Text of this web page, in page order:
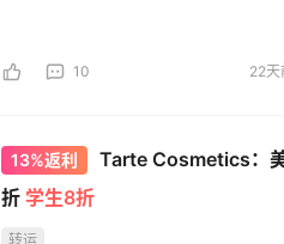
10 22天
13%返利
Tarte Cosmetics：
折 学生8折
转运